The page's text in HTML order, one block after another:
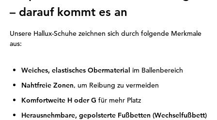
– darauf kommt es an
Unsere Hallux-Schuhe zeichnen sich durch folgende Merkmale
aus:
Weiches, elastisches Obermaterial im Ballenbereich
Nahtfreie Zonen, um Reibung zu vermeiden
Komfortweite H oder G für mehr Platz
Herausnehmbare, gepolsterte Fußbetten (Wechselfußbett)